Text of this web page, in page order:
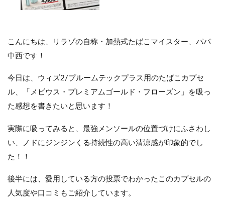
こんにちは、リラゾの自称・加熱式たばこマイスター、パパ
中西です！
今日は、ウィズ2/プルームテックプラス用のたばこカプセ
ル、「メビウス・プレミアムゴールド・フローズン」を吸っ
た感想を書きたいと思います！
実際に吸ってみると、最強メンソールの位置づけにふさわし
い、ノドにジンジンくる持続性の高い清涼感が印象的でし
た！！
後半には、愛用している方の投票でわかったこのカプセルの
人気度や口コミもご紹介しています。